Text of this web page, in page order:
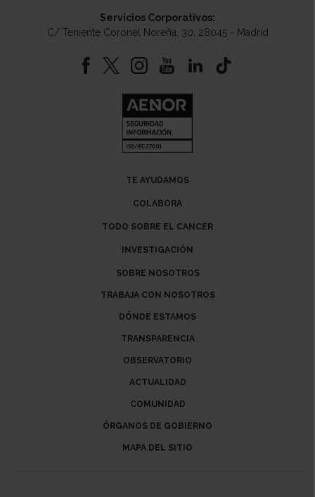
Servicios Corporativos:
C/ Teniente Coronel Noreña, 30, 28045 - Madrid
TE AYUDAMOS
COLABORA
TODO SOBRE EL CANCER
INVESTIGACIÓN
SOBRE NOSOTROS
TRABAJA CON NOSOTROS
DÓNDE ESTAMOS
TRANSPARENCIA
OBSERVATORIO
ACTUALIDAD
COMUNIDAD
ÓRGANOS DE GOBIERNO
MAPA DEL SITIO